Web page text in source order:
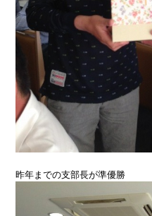
昨年までの支部長が準優勝